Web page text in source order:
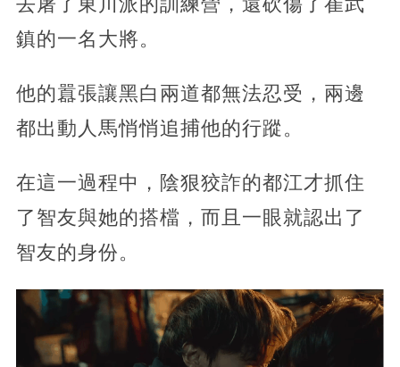
鎮的一名大將。
他的囂張讓黑白兩道都無法忍受，兩邊
都出動人馬悄悄追捕他的行蹤。
在這一過程中，陰狠狡詐的都江才抓住
了智友與她的搭檔，而且一眼就認出了
智友的身份。